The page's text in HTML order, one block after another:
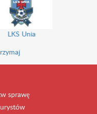
LKS Unia
sprawę